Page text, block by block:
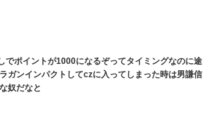
でポイントが1000になるぞってタイミングなのに途
ガンインパクトしてczに入ってしまった時は男謙信
奴だなと